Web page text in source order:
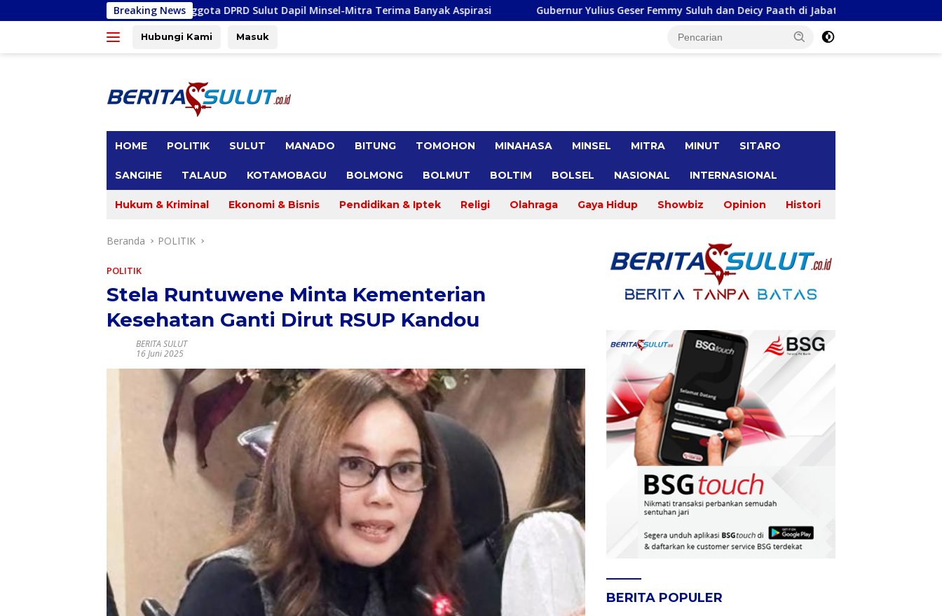
ke
Breaking News
dan Anggota DPRD Sulut Dapil Minsel-Mitra Terima Banyak Aspirasi Gubernur Yulius Geser Femmy Suluh dan Deicy Paath di Jabatan Baru, Jahja Rondonuwu Promosi jadi Kadis
Hubungi Kami Masuk
HOME POLITIK SULUT MANADO BITUNG TOMOHON MINAHASA MINSEL MITRA MINUT SITARO
SANGIHE TALAUD KOTAMOBAGU BOLMONG BOLMUT BOLTIM BOLSEL NASIONAL INTERNASIONAL
Hukum & Kriminal Ekonomi & Bisnis Pendidikan & Iptek Religi Olahraga Gaya Hidup Showbiz Opinion Histori
Beranda POLITIK
POLITIK
Stela Runtuwene Minta Kementerian
Kesehatan Ganti Dirut RSUP Kandou
BERITA SULUT
16 Juni 2025
BERITA POPULER